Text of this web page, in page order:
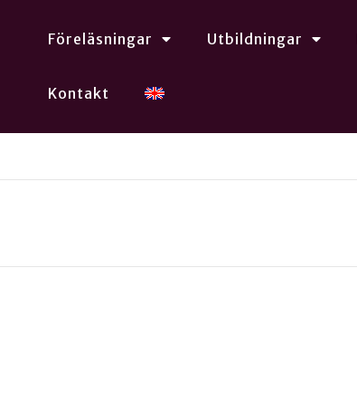
Föreläsningar Utbildningar
Kontakt